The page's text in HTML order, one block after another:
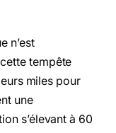
n’est
tempête
miles pour
une
s’élevant à 60